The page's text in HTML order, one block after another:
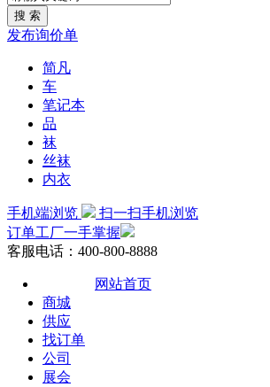
发布询价单
简凡
车
笔记本
品
袜
丝袜
内衣
手机端浏览
扫一扫手机浏览
订单工厂一手掌握
客服电话：400-800-8888
网站首页
商城
供应
找订单
公司
展会